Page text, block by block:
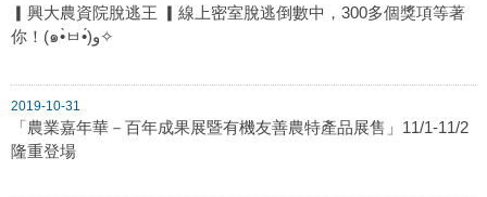
▎興大農資院脫逃王 ▎線上密室脫逃倒數中，300多個獎項等著
你！(๑•̀ㅂ•́)و✧
2019-10-31
「農業嘉年華－百年成果展暨有機友善農特產品展售」11/1-11/2
隆重登場